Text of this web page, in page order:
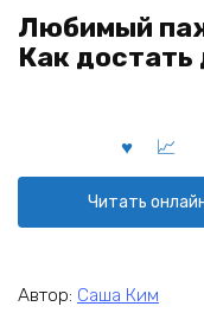
Любимый
Как
Читать
Автор: Саша Ким